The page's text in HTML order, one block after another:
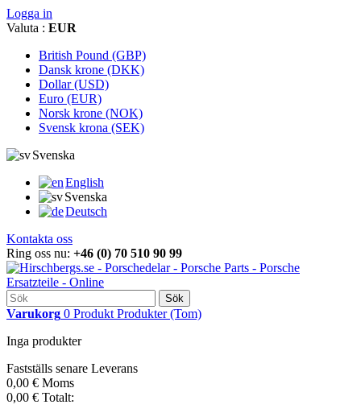
Logga in
Valuta : EUR
British Pound (GBP)
Dansk krone (DKK)
Dollar (USD)
Euro (EUR)
Norsk krone (NOK)
Svensk krona (SEK)
Svenska
English
Svenska
Deutsch
Kontakta oss
Ring oss nu: +46 (0) 70 510 90 99
Sök
Varukorg 0 Produkt Produkter (Tom)
Inga produkter
Fastställs senare Leverans
0,00 € Moms
0,00 € Totalt: